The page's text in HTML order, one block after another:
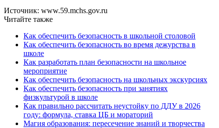
Источник: www.59.mchs.gov.ru
Читайте также
Как обеспечить безопасность в школьной столовой
Как обеспечить безопасность во время дежурства в
школе
Как разработать план безопасности на школьное
мероприятие
Как обеспечить безопасность на школьных экскурсиях
Как обеспечить безопасность при занятиях
физкультурой в школе
Как правильно рассчитать неустойку по ДДУ в 2026
году: формула, ставка ЦБ и мораторий
Магия образования: пересечение знаний и творчества